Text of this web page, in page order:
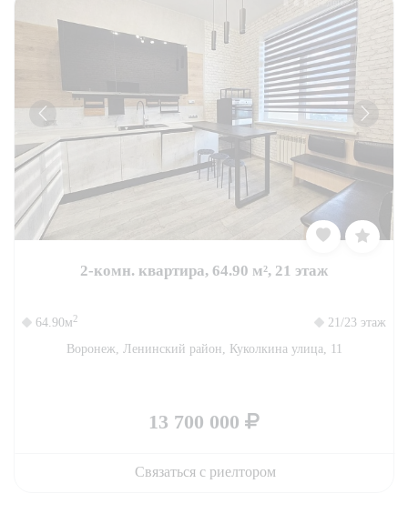
2-комн. квартира, 64.90 м², 21 этаж
64.90м2
21/23 этаж
Воронеж, Ленинский район, Куколкина улица, 11
13 700 000
Связаться с риелтором